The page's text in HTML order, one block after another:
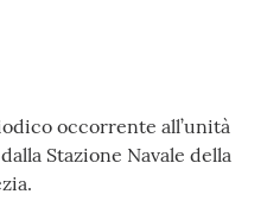
occorrente all’unità
Stazione Navale della